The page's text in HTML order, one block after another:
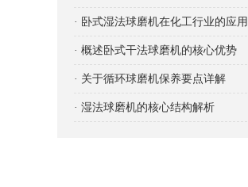
法
· 卧式湿法球磨机在化工行业的应用
· 概述卧式干法球磨机的核心优势
· 关于循环球磨机保养要点详解
· 湿法球磨机的核心结构解析